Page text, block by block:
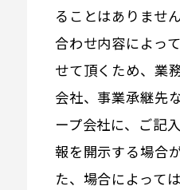
ることはありませ
合わせ内容によっ
せて頂くため、業
会社、事業承継先
ープ会社に、ご記
報を開示する場合
た、場合によって